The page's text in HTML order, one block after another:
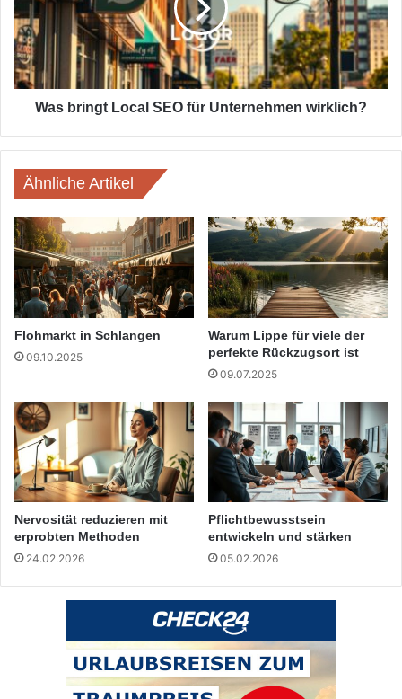
für
Unternehmen
wirklich?
Was bringt Local SEO für Unternehmen wirklich?
Ähnliche Artikel
Flohmarkt in Schlangen
09.10.2025
Warum Lippe für viele der
perfekte Rückzugsort ist
09.07.2025
Nervosität reduzieren mit
erprobten Methoden
24.02.2026
Pflichtbewusstsein
entwickeln und stärken
05.02.2026